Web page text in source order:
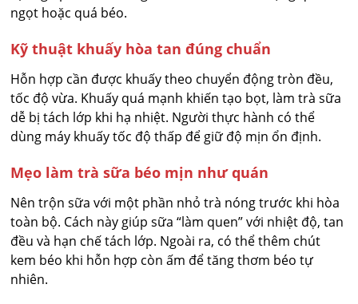
ngọt hoặc quá béo.
Kỹ thuật khuấy hòa tan đúng chuẩn
Hỗn hợp cần được khuấy theo chuyển động tròn đều,
tốc độ vừa. Khuấy quá mạnh khiến tạo bọt, làm trà sữa
dễ bị tách lớp khi hạ nhiệt. Người thực hành có thể
dùng máy khuấy tốc độ thấp để giữ độ mịn ổn định.
Mẹo làm trà sữa béo mịn như quán
Nên trộn sữa với một phần nhỏ trà nóng trước khi hòa
toàn bộ. Cách này giúp sữa “làm quen” với nhiệt độ, tan
đều và hạn chế tách lớp. Ngoài ra, có thể thêm chút
kem béo khi hỗn hợp còn ấm để tăng thơm béo tự
nhiên.